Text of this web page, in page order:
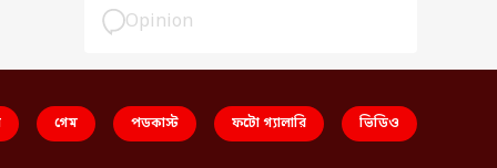
Opinion
গেম পডকাস্ট ফটো গ্যালারি ভিডিও